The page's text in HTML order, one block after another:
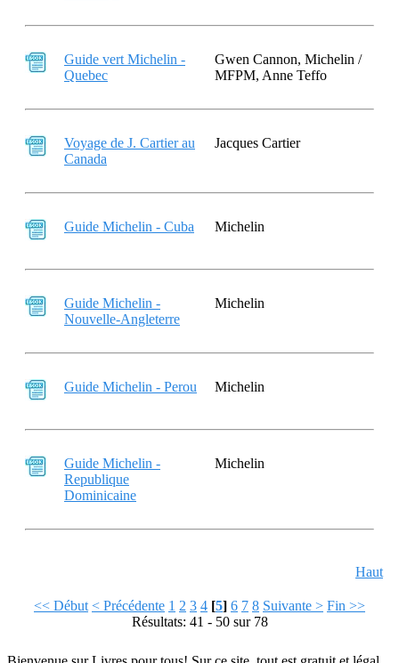
Guide vert Michelin -
Quebec
Gwen Cannon, Michelin /
MFPM, Anne Teffo
Voyage de J. Cartier au
Canada
Jacques Cartier
Guide Michelin - Cuba Michelin
Guide Michelin -
Nouvelle-Angleterre
Michelin
Guide Michelin - Perou Michelin
Guide Michelin -
Republique
Dominicaine
Michelin
Haut
<< Début < Précédente 1 2 3 4 [5] 6 7 8 Suivante > Fin >>
Résultats: 41 - 50 sur 78